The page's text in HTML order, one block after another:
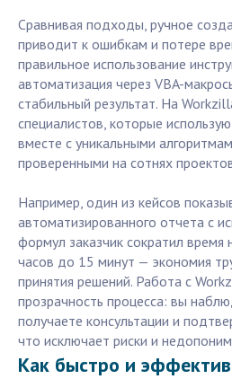
Сравнивая подходы, ручное
приводит к ошибкам и потере
правильное использование
автоматизация через VBA-
стабильный результат. На
специалистов, которые
вместе с уникальными
проверенными на сотнях
Например, один из кейсов
автоматизированного отчета с
формул заказчик сократил
часов до 15 минут — экономия
принятия решений. Работа с
прозрачность процесса: вы
получаете консультации и
что исключает риски и
Как быстро и